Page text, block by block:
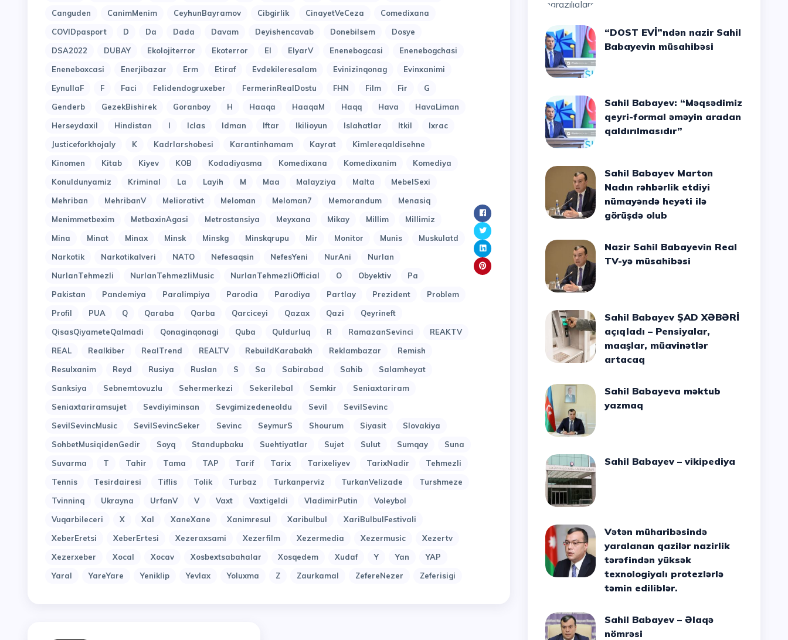
Canguden
CanimMenim CeyhunBayramov Cibgirlik CinayetVeCeza
Comedixana
COVIDpasport
D Da Dada Davam Deyishencavab Donebilsem
Dosye
DSA2022
DUBAY Ekolojiterror Ekoterror El ElyarV Enenebogcasi
Enenebogchasi
Eneneboxcasi
Enerjibazar Erm Etiraf Evdekileresalam Evinizinqonag
Evinxanimi
EynullaF
F Faci Felidendogruxeber FermerinRealDostu FHN Film Fir
G
Genderb
GezekBishirek Goranboy H Haaqa HaaqaM Haqq Hava
HavaLiman
Herseydaxil
Hindistan I Iclas Idman Iftar Ikilioyun Islahatlar Itkil
Ixrac
Justiceforkhojaly
K Kadrlarshobesi Karantinhamam Kayrat
Kimlereqaldisehne
Kinomen
Kitab Kiyev KOB Kodadiyasma Komedixana Komedixanim
Komediya
Konuldunyamiz
Kriminal La Layih M Maa Malayziya Malta
MebelSexi
Mehriban
MehribanV Meliorativt Meloman Meloman7 Memorandum
Menasiq
Menimmetbexim
MetbaxinAgasi Metrostansiya Meyxana Mikay Millim
Millimiz
Mina
Minat Minax Minsk Minskg Minskqrupu Mir Monitor Munis
Muskulatd
Narkotik
Narkotikalveri NATO Nefesaqsin NefesYeni NurAni
Nurlan
NurlanTehmezli
NurlanTehmezliMusic NurlanTehmezliOfficial O Obyektiv
Pa
Pakistan
Pandemiya Paralimpiya Parodia Parodiya Partlay Prezident
Problem
Profil
PUA Q Qaraba Qarba Qarciceyi Qazax Qazi
Qeyrineft
QisasQiyameteQalmadi
Qonaginqonagi Quba Quldurluq R RamazanSevinci
REAKTV
REAL
Realkiber RealTrend REALTV RebuildKarabakh Reklambazar
Remish
Resulxanim
Reyd Rusiya Ruslan S Sa Sabirabad Sahib
Salamheyat
Sanksiya
Sebnemtovuzlu Sehermerkezi Sekerilebal Semkir
Seniaxtariram
Seniaxtariramsujet
Sevdiyiminsan Sevgimizedeneoldu Sevil
SevilSevinc
SevilSevincMusic
SevilSevincSeker Sevinc SeymurS Shourum Siyasit
Slovakiya
SohbetMusiqidenGedir
Soyq Standupbaku Suehtiyatlar Sujet Sulut Sumqay
Suna
Suvarma
T Tahir Tama TAP Tarif Tarix Tarixeliyev TarixNadir
Tehmezli
Tennis
Tesirdairesi Tiflis Tolik Turbaz Turkanperviz TurkanVelizade
Turshmeze
Tvinninq
Ukrayna UrfanV V Vaxt Vaxtigeldi VladimirPutin
Voleybol
Vuqarbileceri
X Xal XaneXane Xanimresul Xaribulbul
XariBulbulFestivali
XeberEretsi
XeberErtesi Xezeraxsami Xezerfilm Xezermedia Xezermusic
Xezertv
Xezerxeber
Xocal Xocav Xosbextsabahalar Xosqedem Xudaf Y Yan
YAP
Yaral
YareYare Yeniklip Yevlax Yoluxma Z Zaurkamal ZefereNezer Zeferisigi
“DOST EVİ”ndən nazir Sahil
Babayevin müsahibəsi
Sahil Babayev: “Məqsədimiz
qeyri-formal əməyin aradan
qaldırılmasıdır”
Sahil Babayev Marton
Nadın rəhbərlik etdiyi
nümayəndə heyəti ilə
görüşdə olub
Nazir Sahil Babayevin Real
TV-yə müsahibəsi
Sahil Babayev ŞAD XƏBƏRİ
açıqladı – Pensiyalar,
maaşlar, müavinətlər
artacaq
Sahil Babayeva məktub
yazmaq
Sahil Babayev – vikipediya
Vətən müharibəsində
yaralanan qazilər nazirlik
tərəfindən yüksək
texnologiyalı protezlərlə
təmin ediliblər.
Sahil Babayev – Əlaqə
nömrəsi